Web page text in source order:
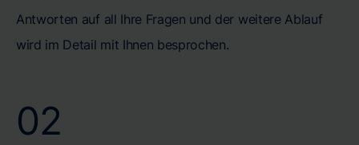
Antworten auf all Ihre Fragen und der weitere Ablauf
wird im Detail mit Ihnen besprochen.
02